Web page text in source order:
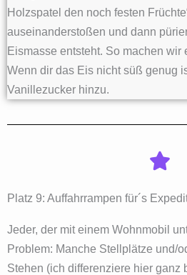
Holzspatel den noch festen
auseinanderstoßen und dann
Eismasse entsteht. So machen wir
Wenn dir das Eis nicht süß genug
Vanillezucker hinzu.
Platz 9: Auffahrrampen für´s
Jeder, der mit einem Wohnmobil
Problem: Manche Stellplätze und/
Stehen (ich differenziere hier ganz